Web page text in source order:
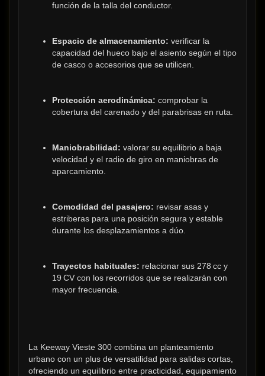
función de la talla del conductor.
Espacio de almacenamiento: verificar la
capacidad del hueco bajo el asiento según el tipo
de casco o accesorios que se utilicen.
Protección aerodinámica: comprobar la
cobertura del carenado y del parabrisas en ruta.
Maniobrabilidad: valorar su equilibrio a baja
velocidad y el radio de giro en maniobras de
aparcamiento.
Comodidad del pasajero: revisar asas y
estriberas para una posición segura y estable
durante los desplazamientos a dúo.
Trayectos habituales: relacionar sus 278 cc y
19 CV con los recorridos que se realizarán con
mayor frecuencia.
La Keeway Vieste 300 combina un planteamiento
urbano con un plus de versatilidad para salidas cortas,
ofreciendo un equilibrio entre practicidad, equipamiento